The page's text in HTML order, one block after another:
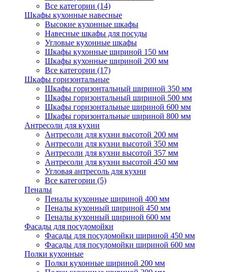
Все категории (14)
Шкафы кухонные навесные
Высокие кухонные шкафы
Навесные шкафы для посуды
Угловые кухонные шкафы
Шкафы кухонные шириной 150 мм
Шкафы кухонные шириной 200 мм
Все категории (17)
Шкафы горизонтальные
Шкафы горизонтальный шириной 350 мм
Шкафы горизонтальный шириной 500 мм
Шкафы горизонтальные шириной 600 мм
Шкафы горизонтальные шириной 800 мм
Антресоли для кухни
Антресоли для кухни высотой 200 мм
Антресоли для кухни высотой 350 мм
Антресоли для кухни высотой 357 мм
Антресоли для кухни высотой 450 мм
Угловая антресоль для кухни
Все категории (5)
Пеналы
Пеналы кухонные шириной 400 мм
Пеналы кухонный шириной 450 мм
Пеналы кухонный шириной 600 мм
Фасады для посудомойки
Фасады для посудомойки шириной 450 мм
Фасады для посудомойки шириной 600 мм
Полки кухонные
Полки кухонные шириной 200 мм